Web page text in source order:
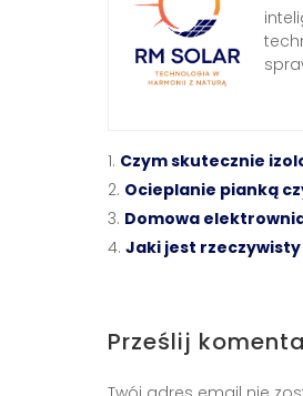
Czym skutecznie
Ocieplanie pianką
Domowa
Jaki jest
Prześlij